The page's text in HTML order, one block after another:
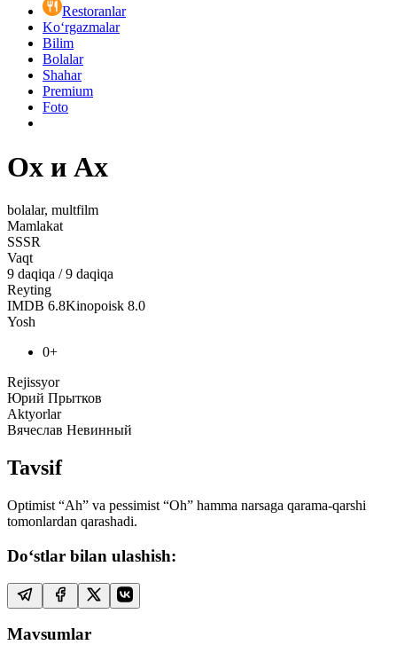
Restoranlar
Ko‘rgazmalar
Bilim
Bolalar
Shahar
Premium
Foto
Ох и Ах
bolalar, multfilm
Mamlakat
SSSR
Vaqt
9 daqiqa /9 daqiqa
Reyting
IMDB 6.8Kinopoisk 8.0
Yosh
0+
Rejissyor
Юрий Прытков
Aktyorlar
Вячеслав Невинный
Tavsif
Optimist “Ah” va pessimist “Oh” hamma narsaga qarama-qarshi
tomonlardan qarashadi.
Do‘stlar bilan ulashish:
Mavsumlar